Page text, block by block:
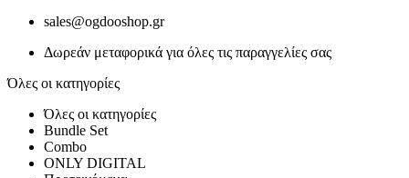
sales@ogdooshop.gr
Δωρεάν μεταφορικά για όλες τις παραγγελίες σας
Όλες οι κατηγορίες
Όλες οι κατηγορίες
Bundle Set
Combo
ONLY DIGITAL